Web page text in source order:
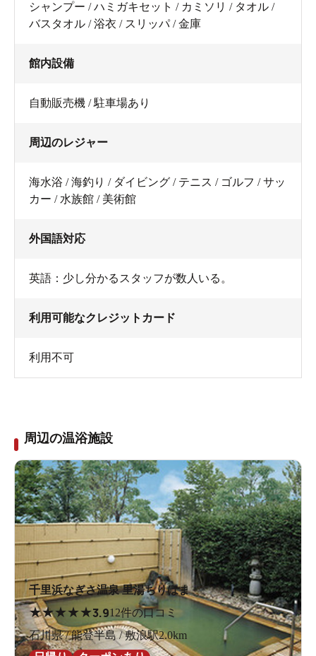
シャンプー / ハミガキセット / カミソリ / タオル /
バスタオル / 浴衣 / スリッパ / 金庫
館内設備
自動販売機 / 駐車場あり
周辺のレジャー
海水浴 / 海釣り / ダイビング / テニス / ゴルフ / サッ
カー / 水族館 / 美術館
外国語対応
英語：少し分かるスタッフが数人いる。
利用可能なクレジットカード
利用不可
周辺の温浴施設
千里浜なぎさ温泉 里湯ちりはま
★★★★★3.912件の口コミ
石川県 / 能登半島 / 敷浪駅2.0km